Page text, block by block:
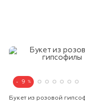
9
Букет из розовой